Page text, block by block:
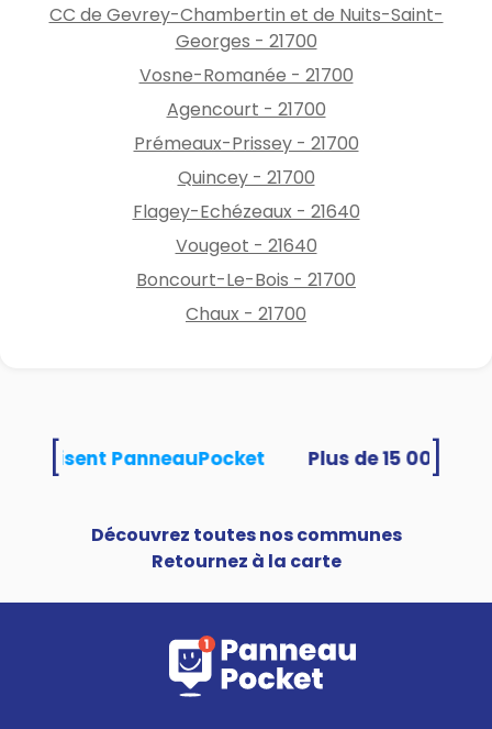
CC de Gevrey-Chambertin et de Nuits-Saint-
Georges - 21700
Vosne-Romanée - 21700
Agencourt - 21700
Prémeaux-Prissey - 21700
Quincey - 21700
Flagey-Echézeaux - 21640
Vougeot - 21640
Boncourt-Le-Bois - 21700
Chaux - 21700
utilisent PanneauPocket
Découvrez toutes nos communes
Retournez à la carte